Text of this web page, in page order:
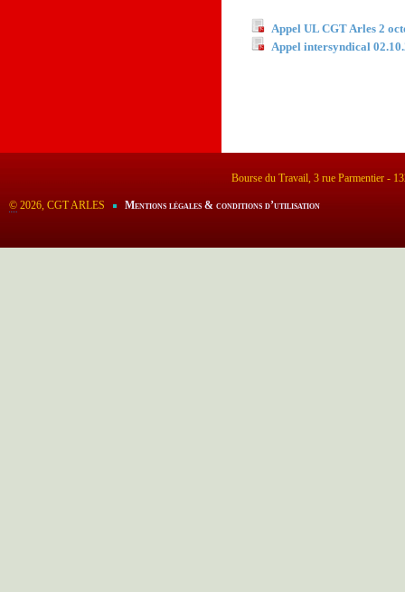
Appel UL CGT Arles 2
Appel intersyndical
Bourse du Travail, 3 rue Parmentier -
© 2026, CGT ARLES Mentions légales & conditions d’utilisation